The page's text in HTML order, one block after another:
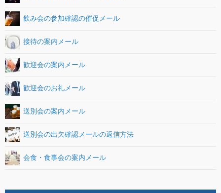
飲み会の参加確認の催促メール
接待の案内メール
歓迎会の案内メール
歓迎会のお礼メール
送別会の案内メール
送別会の出欠確認メールの返信方法
会食・食事会の案内メール